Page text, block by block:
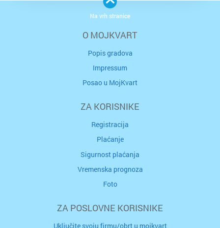
O MOJKVART
Popis gradova
Impressum
Posao u MojKvart
ZA KORISNIKE
Registracija
Plaćanje
Sigurnost plaćanja
Vremenska prognoza
Foto
ZA POSLOVNE KORISNIKE
Uključite svoju firmu/obrt u mojkvart
Na vrh stranice